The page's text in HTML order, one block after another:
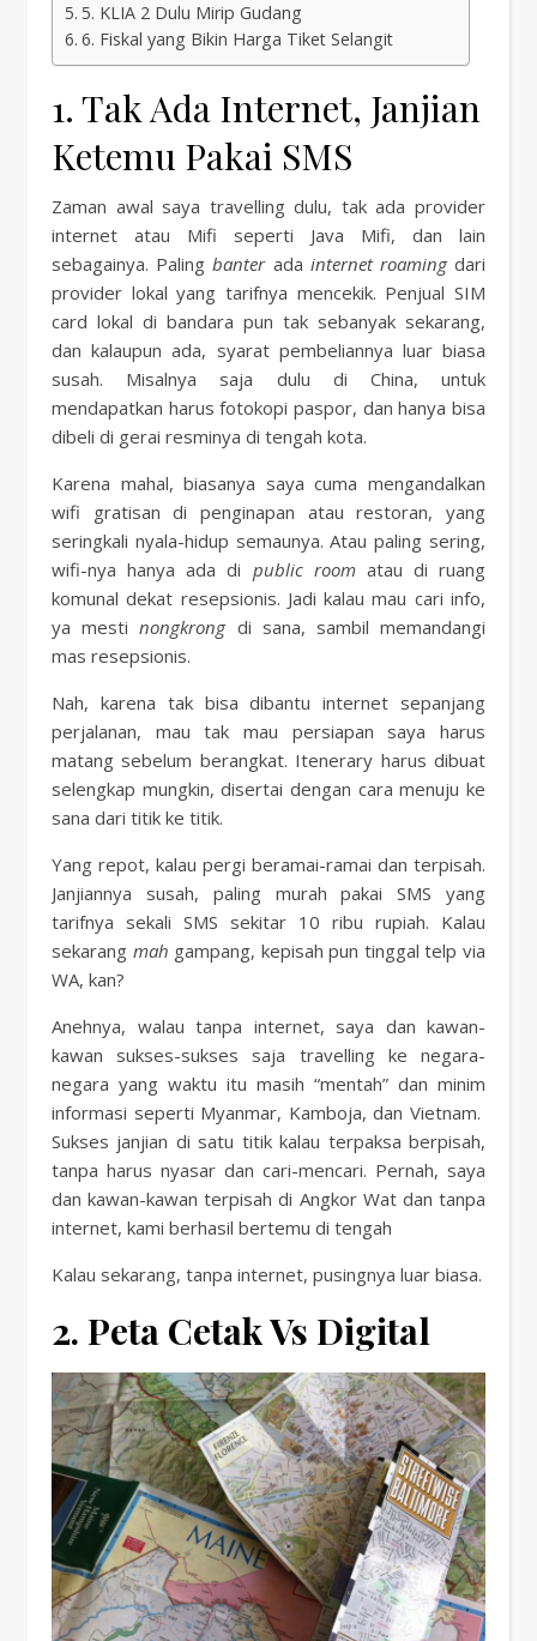
5. KLIA 2 Dulu Mirip Gudang
6. Fiskal yang Bikin Harga Tiket Selangit
1. Tak Ada Internet, Janjian
Ketemu Pakai SMS
Zaman awal saya travelling dulu, tak ada provider
internet atau Mifi seperti Java Mifi, dan lain
sebagainya. Palingbanter ada internet roamingdari
provider lokal yang tarifnya mencekik. Penjual SIM
card lokal di bandara pun tak sebanyak sekarang,
dan kalaupun ada, syarat pembeliannya luar biasa
susah. Misalnya saja dulu di China, untuk
mendapatkan harus fotokopi paspor, dan hanya bisa
dibeli di gerai resminya di tengah kota.
Karena mahal, biasanya saya cuma mengandalkan
wifi gratisan di penginapan atau restoran, yang
seringkali nyala-hidup semaunya. Atau paling sering,
wifi-nya hanya ada di public room atau di ruang
komunal dekat resepsionis. Jadi kalau mau cari info,
ya mestinongkrongdi sana, sambil memandangi
mas resepsionis.
Nah, karena tak bisa dibantu internet sepanjang
perjalanan, mau tak mau persiapan saya harus
matang sebelum berangkat. Itenerary harus dibuat
selengkap mungkin, disertai dengan cara menuju ke
sana dari titik ke titik.
Yang repot, kalau pergi beramai-ramai dan terpisah.
Janjiannya susah, paling murah pakai SMS yang
tarifnya sekali SMS sekitar 10 ribu rupiah. Kalau
sekarang mah gampang, kepisah pun tinggal telp via
WA, kan?
Anehnya, walau tanpa internet, saya dan kawan-
kawan sukses-sukses saja travelling ke negara-
negara yang waktu itu masih “mentah” dan minim
informasi seperti Myanmar, Kamboja, dan Vietnam.
Sukses janjian di satu titik kalau terpaksa berpisah,
tanpa harus nyasar dan cari-mencari. Pernah, saya
dan kawan-kawan terpisah di Angkor Wat dan tanpa
internet, kami berhasil bertemu di tengah
Kalau sekarang, tanpa internet, pusingnya luar biasa.
2. Peta Cetak Vs Digital